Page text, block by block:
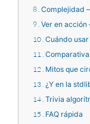
8 Complejidad
9 Ver en acción
10 Cuándo usar
11
12 Mitos que
13 ¿Y en la
14 Trivia
15 FAQ rápida